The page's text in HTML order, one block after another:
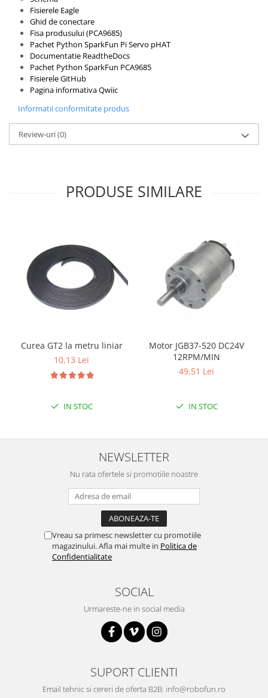
Mecanice
3D Printer & CNC
Actuator
Altele
Driver
DC
Servo
Stepper
Motor 25D
Motor 37D
Motoreductor plastic
Stepper
Sub-Micro
Roti si Senile
Fisierele Eagle
Ghid de conectare
Fisa produsului (PCA9685)
Pachet Python SparkFun Pi Servo pHAT
Documentatie ReadtheDocs
Pachet Python SparkFun PCA9685
Fisierele GitHub
Pagina informativa Qwiic
Informatii conformitate produs
Review-uri(0)
PRODUSE SIMILARE
Curea GT2 la metru liniar
10,13 Lei
IN STOC
Motor JGB37-520 DC24V
12RPM/MIN
49,51 Lei
IN STOC
NEWSLETTER
Nu rata ofertele si promotiile noastre
Vreau sa primesc newsletter cu promotiile
magazinului. Afla mai multe in Politica de
Confidentialitate
SOCIAL
Urmareste-ne in social media
SUPORT CLIENTI
Email tehnic si cereri de oferta B2B: info@robofun.ro